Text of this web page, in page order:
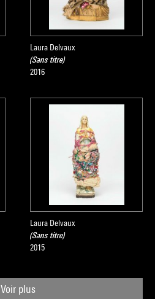
Laura Delvaux
(Sans titre)
2016
Laura Delvaux
(Sans titre)
2015
Voir plus